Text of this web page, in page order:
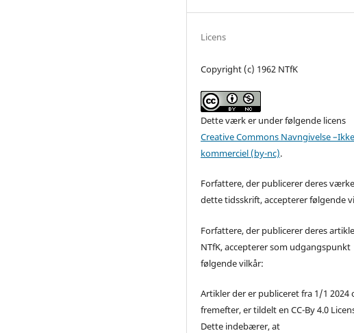
Licens
Copyright (c) 1962 NTfK
Dette værk er under følgende licens
Creative Commons Navngivelse
kommerciel (by-nc).
Forfattere, der publicerer deres
dette tidsskrift, accepterer følgende
Forfattere, der publicerer deres
NTfK, accepterer som udgangspunkt
følgende vilkår:
Artikler der er publiceret fra 1/1 2024
fremefter, er tildelt en CC-By 4.0
Dette indebærer, at